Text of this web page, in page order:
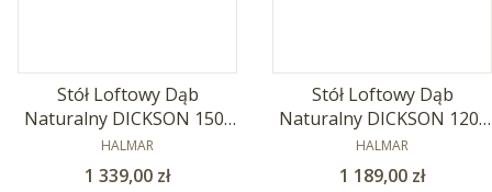
Stół Loftowy Dąb
Naturalny DICKSON 150-
210x90cm
PRODUCENT
HALMAR
Cena
1 339,00 zł
Stół Loftowy Dąb
Naturalny DICKSON 120-
180x80cm
PRODUCENT
HALMAR
Cena
1 189,00 zł